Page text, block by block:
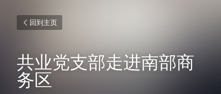
回到主页
共业党支部走进南部商
务区